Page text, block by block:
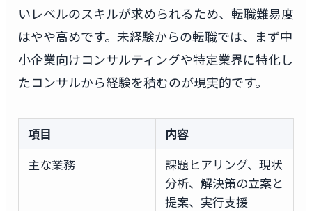
いレベルのスキルが求められるため、転職難易度
はやや高めです。未経験からの転職では、まず中
小企業向けコンサルティングや特定業界に特化し
たコンサルから経験を積むのが現実的です。
項目
内容
主な業務
課題ヒアリング、現状
分析、解決策の立案と
提案、実行支援